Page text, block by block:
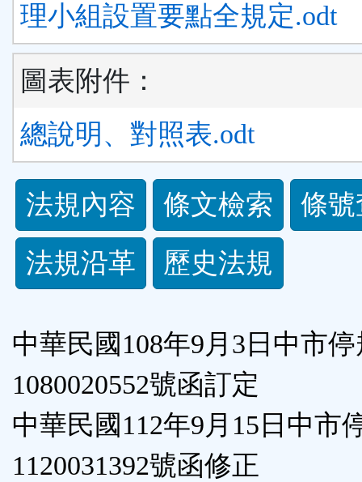
理小組設置要點全規定.odt
圖表附件：
總說明、對照表.odt
法
規
功
按
鈕
區
法規內容 條文檢索
條
法規沿革
歷史法規
中華民國108年9月3日中市
1080020552號函訂定
中華民國112年9月15日中市
1120031392號函修正